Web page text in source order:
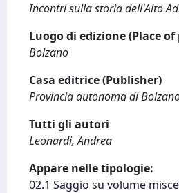
Incontri sulla storia dell'Alto
Luogo di edizione (Place
Bolzano
Casa editrice (Publisher)
Provincia autonoma di
Tutti gli autori
Leonardi, Andrea
Appare nelle tipologie:
02.1 Saggio su volume